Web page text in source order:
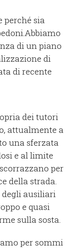
perché sia
Abbiamo
di un piano
di
di recente
dei tutori
attualmente a
una sferzata
e al limite
per
della strada.
degli ausiliari
e quasi
sulla sosta.
per sommi